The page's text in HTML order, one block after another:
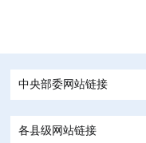
中央部委网站链接
各县级网站链接